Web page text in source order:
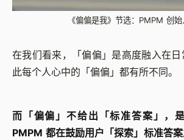
《偏偏是我》节选：PMPM 创
在我们看来，「偏偏」是高度融入在
此每个人心中的「偏偏」都有所不同。
而「偏偏」不给出「标准答案」，
PMPM 都在鼓励用户「探索」标准答